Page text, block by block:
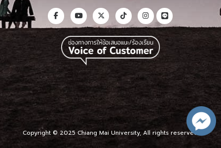
Copyright © 2025 Chiang Mai University, All rights reserved.